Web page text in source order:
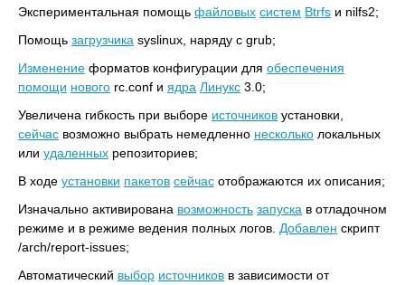
Экспериментальная помощь файловых систем Btrfs и nilfs2;
Помощь загрузчика syslinux, наряду с grub;
Изменение форматов конфигурации для обеспечения
помощи нового rc.conf и ядра Линукс 3.0;
Увеличена гибкость при выборе источников установки,
сейчас возможно выбрать немедленно несколько локальных
или удаленных репозиториев;
В ходе установки пакетов сейчас отображаются их описания;
Изначально активирована возможность запуска в отладочном
режиме и в режиме ведения полных логов. Добавлен скрипт
/arch/report-issues;
Автоматический выбор источников в зависимости от